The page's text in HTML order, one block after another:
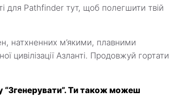
для Pathfinder тут, щоб полегшити твій
натхненних м’якими, плавними
цивілізації Азланті. Продовжуй гортати
“Згенерувати”. Ти також можеш